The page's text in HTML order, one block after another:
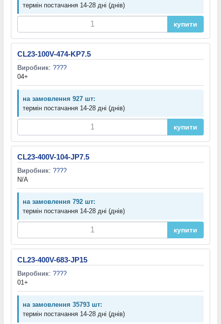
термін постачання 14-28 дні (днів)
купити
CL23-100V-474-KP7.5
Виробник: ????
04+
на замовлення 927 шт:
термін постачання 14-28 дні (днів)
купити
CL23-400V-104-JP7.5
Виробник: ????
N/A
на замовлення 792 шт:
термін постачання 14-28 дні (днів)
купити
CL23-400V-683-JP15
Виробник: ????
01+
на замовлення 35793 шт:
термін постачання 14-28 дні (днів)